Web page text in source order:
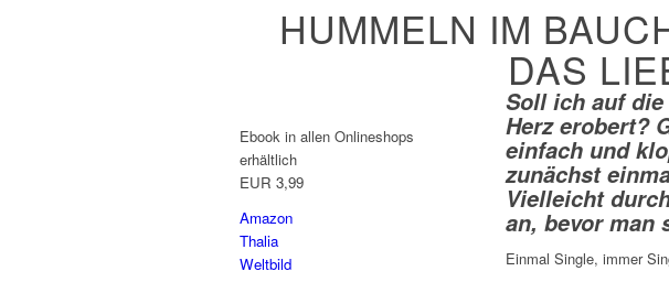
HUMMELN IM
DAS
Ebook in allen Onlineshops
erhältlich
EUR 3,99
Amazon
Thalia
Weltbild
Soll ich auf
Herz erobert?
einfach und
zunächst
Vielleicht
an, bevor man
Einmal Single, immer